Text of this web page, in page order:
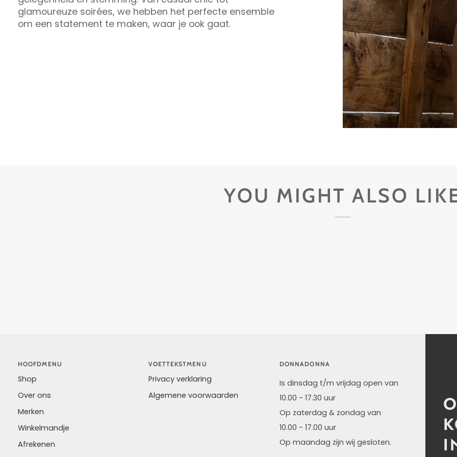
glamoureuze soirées, we hebben het perfecte ensemble
om een ​​statement te maken, waar je ook gaat.
YOU MIGHT ALSO
HOOFDMENU
Shop
Over ons
Merken
Winkelmandje
Afrekenen
VOETTEKSTMENU
Privacy verklaring
Algemene voorwaarden
DONNADONNA
Is dinsdag t/m vrijdag open van
10.00 - 17.30 uur
Op zaterdag & zondag van
10.00 - 17.00 uur
Op maandag zijn wij gesloten.